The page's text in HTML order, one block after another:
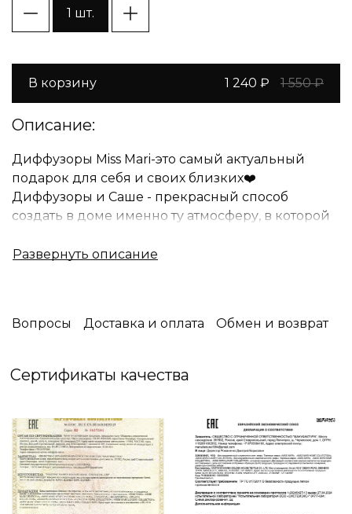
1 шт.
В корзину 1 240 ₽ 1 550 ₽
Описание:
Диффузоры Miss Mari-это самый актуальный
подарок для себя и своих близких❤️
Диффузоры и Саше - прекрасный способ
создать в доме именно ту атмосферу, в которой
наслаждаться счастливыми моментами вместе с
запахов: фруктовых или цветочных, терпких или
свежих, пряных или сладких.
который будет ассоциироваться с вашим
уютным домом.
Побалуйте себя и окунитесь в свои мечты
вместе с Miss Mari❤️
Вопросы Доставка и оплата Обмен и возврат
Сертификаты качества